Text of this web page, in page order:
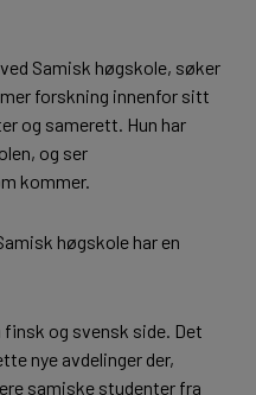
Samisk høgskole, søker
forskning innenfor sitt
og samerett. Hun har
og ser
kommer.
høgskole har en
og svensk side. Det
nye avdelinger der,
samiske studenter fra